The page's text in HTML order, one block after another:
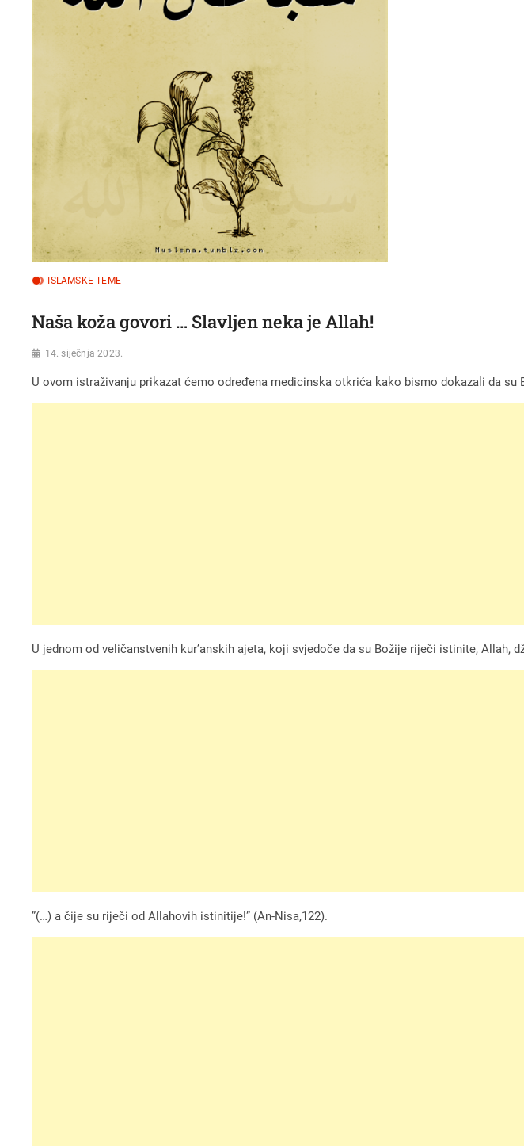
ISLAMSKE TEME
14. siječnja 2023.
U ovom istraživanju prikazat ćemo određena medicinska otkrića kako bismo dokazali da
U jednom od veličanstvenih kur’anskih ajeta, koji svjedoče da su Božije riječi istinite, Allah,
”(…) a čije su riječi od Allahovih istinitije!” (An-Nisa,122).